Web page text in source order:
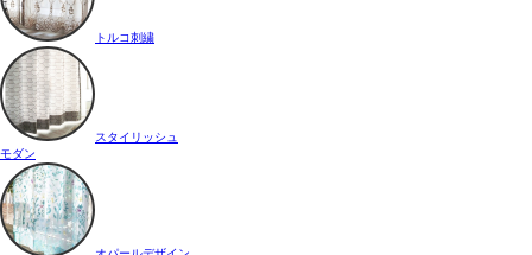
トルコ刺繍
スタイリッシュ
モダン